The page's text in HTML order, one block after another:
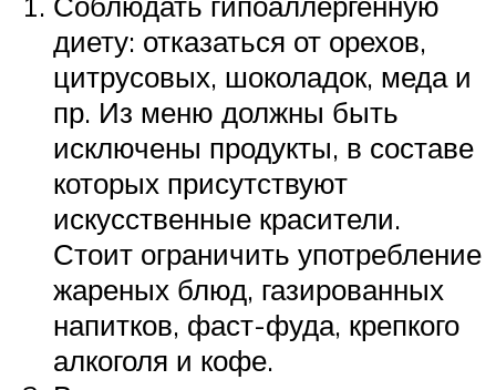
диету: отказаться от орехов,
цитрусовых, шоколадок, меда и
пр. Из меню должны быть
исключены продукты, в составе
которых присутствуют
искусственные красители.
Стоит ограничить употребление
жареных блюд, газированных
напитков, фаст-фуда, крепкого
алкоголя и кофе.